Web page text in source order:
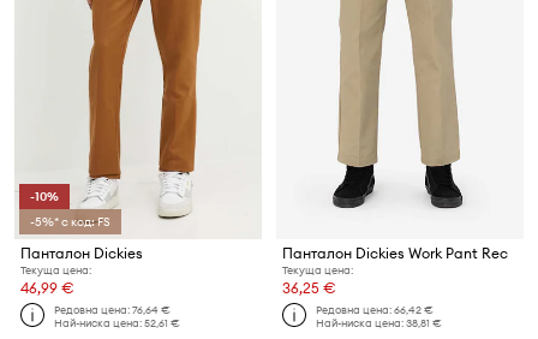
-10%
-5%* с код: FS
Панталон Dickies
Текуща цена:
46,99 €
Редовна цена:76,64 €
Най-ниска цена:52,61 €
Панталон Dickies Work Pant Rec
Текуща цена:
36,25 €
Редовна цена:66,42 €
Най-ниска цена:38,81 €